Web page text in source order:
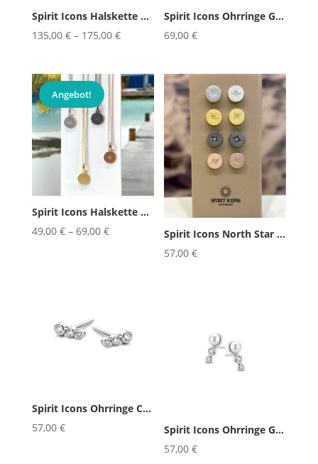
Spirit Icons Halskette SPARKLING...
135,00 €– 175,00 €
Spirit Icons Ohrringe GLOWING HEART
69,00€
Angebot!
Spirit Icons Halskette North Sta...
49,00 €– 69,00 €
Spirit Icons North Star Ohrringe...
57,00€
Spirit Icons Ohrringe Cenit
57,00 €
Spirit Icons Ohrringe Gem
57,00€